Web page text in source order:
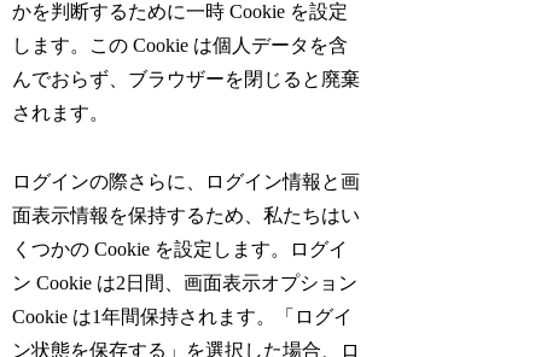
かを判断するために一時 Cookie を設定
します。この Cookie は個人データを含
んでおらず、ブラウザーを閉じると廃棄
されます。
ログインの際さらに、ログイン情報と画
面表示情報を保持するため、私たちはい
くつかの Cookie を設定します。ログイ
ン Cookie は2日間、画面表示オプション
Cookie は1年間保持されます。「ログイ
ン状態を保存する」を選択した場合、ロ